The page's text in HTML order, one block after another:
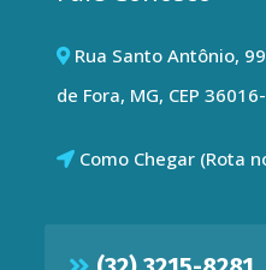
Rua Santo Antônio,
de Fora, MG, CEP
Como Chegar (Rota